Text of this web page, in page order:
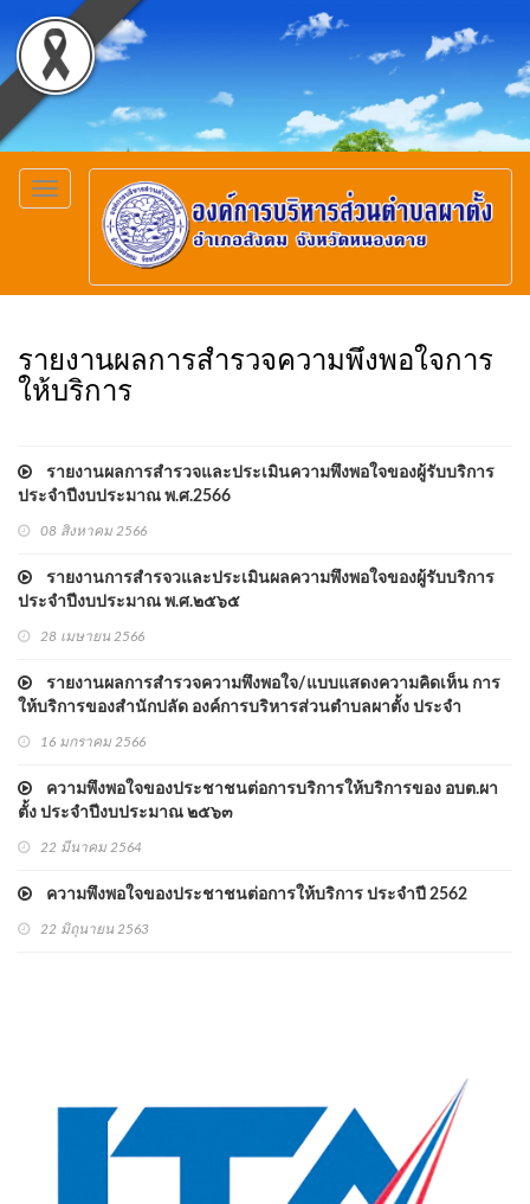
Toggle
navigation
รายงานผลการสำรวจความพึงพอใจการ
ให้บริการ
รายงานผลการสำรวจและประเมินความพึงพอใจของผู้รับบริการ
ประจำปีงบประมาณ พ.ศ.2566
08 สิงหาคม 2566
รายงานการสำรจวและประเมินผลความพึงพอใจของผู้รับบริการ
ประจำปีงบประมาณ พ.ศ.๒๕๖๕
28 เมษายน 2566
รายงานผลการสำรวจความพึงพอใจ/แบบแสดงความคิดเห็น การ
ให้บริการของสำนักปลัด องค์การบริหารส่วนตำบลผาตั้ง ประจำ
16 มกราคม 2566
ความพึงพอใจของประชาชนต่อการบริการให้บริการของ อบต.ผา
ตั้ง ประจำปีงบประมาณ ๒๕๖๓
22 มีนาคม 2564
ความพึงพอใจของประชาชนต่อการให้บริการ ประจำปี 2562
22 มิถุนายน 2563